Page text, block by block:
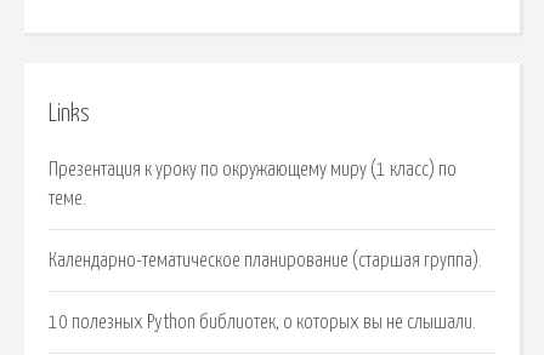
Links
Презентация к уроку по окружающему миру (1 класс) по
теме.
Календарно-тематическое планирование (старшая группа).
10 полезных Python библиотек, о которых вы не слышали.